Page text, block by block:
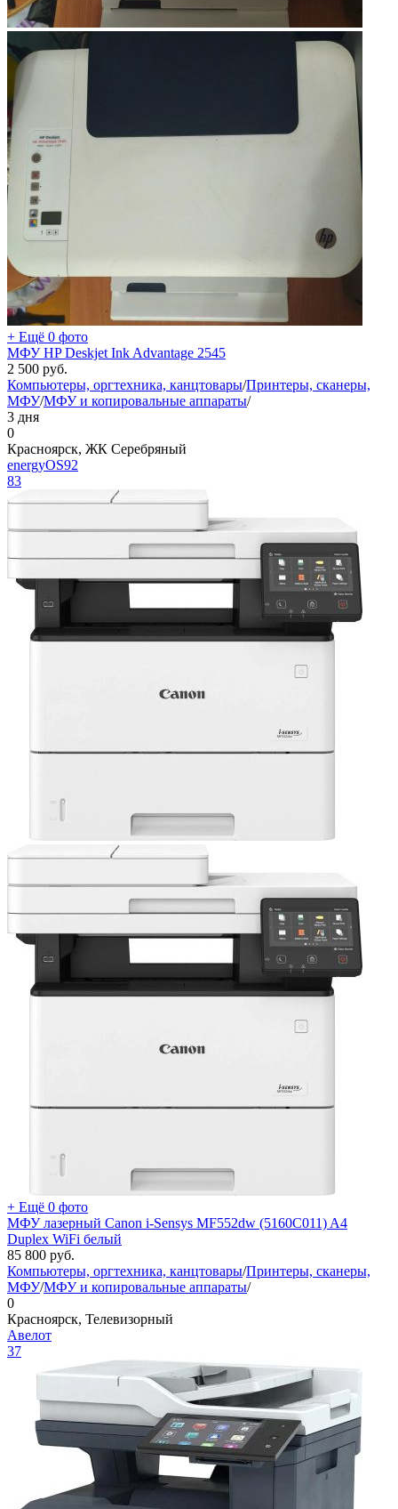
+ Ещё 0 фото
МФУ HP Deskjet Ink Advantage 2545
2 500 руб.
Компьютеры, оргтехника, канцтовары/Принтеры, сканеры,
МФУ/МФУ и копировальные аппараты/
3 дня
0
Красноярск, ЖК Серебряный
energyOS92
83
+ Ещё 0 фото
МФУ лазерный Canon i-Sensys MF552dw (5160C011) A4
Duplex WiFi белый
85 800 руб.
Компьютеры, оргтехника, канцтовары/Принтеры, сканеры,
МФУ/МФУ и копировальные аппараты/
0
Красноярск, Телевизорный
Авелот
37